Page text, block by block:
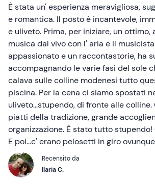
È stata un' esperienza meravigliosa,
e romantica. Il posto è incantevole,
e uliveto. Prima, per iniziare, un ottimo,
musica dal vivo con l' aria e il
appassionato e un raccontastorie, ha
accompagnando le varie fasi del sole
calava sulle colline modenesi tutto
piscina. Per la cena ci siamo spostati
uliveto...stupendo, di fronte alle
piatti della tradizione, grande
organizzazione. È stato tutto
E poi...c' erano pelosetti in giro
Recensito da
Ilaria C.